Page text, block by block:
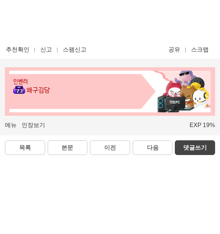
추천확인 신고 스팸신고 공유 스크랩
인벤러
왜구김당
메뉴 인장보기 EXP 19%
목록 본문 이전 다음 댓글쓰기